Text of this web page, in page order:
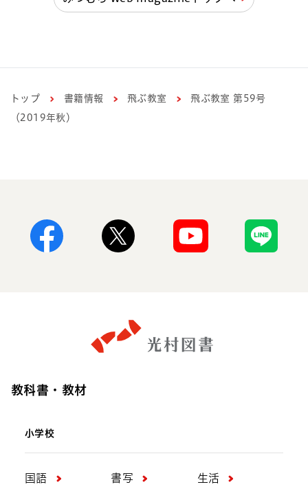
トップ 書籍情報 飛ぶ教室
飛ぶ教室 第59号
（2019年秋）
教科書・教材
小学校
国語 書写 生活